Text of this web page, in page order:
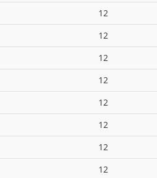
12
12
12
12
12
12
12
12